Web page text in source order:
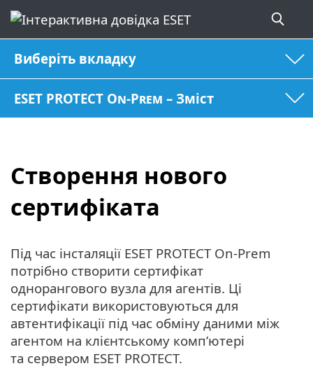
Виберіть вкладку
ESET PROTECT On-Prem – Зміст
Створення нового
сертифіката
Під час інсталяції ESET PROTECT On-Prem
потрібно створити сертифікат
однорангового вузла для агентів. Ці
сертифікати використовуються для
автентифікації під час обміну даними між
агентом на клієнтському комп’ютері
та сервером ESET PROTECT.